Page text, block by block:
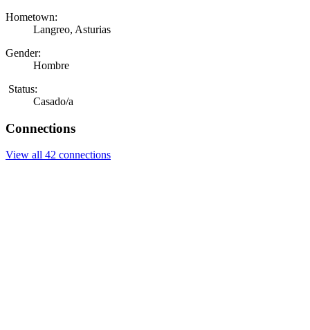
Hometown:
Langreo, Asturias
Gender:
Hombre
Status:
Casado/a
Connections
View all 42 connections